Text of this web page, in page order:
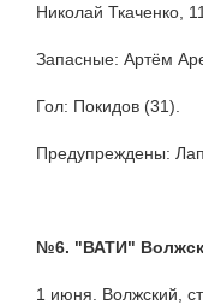
Николай Ткаченко,
Запасные: Артём
Гол: Покидов (31).
Предупреждены:
№6. "ВАТИ"
1 июня. Волжский,